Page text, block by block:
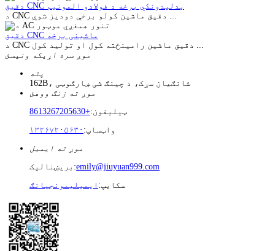
دقیق CNC بدلیدونکي برخه د فولادو المونیم
دقیق CNC ماشینی برخه
موږ سره اړیکه ونیسئ
پته
162B، شانګیان سړک، د چینګ شی ښارګوټی
موږ ته زنګ ووهئ
ټیلیفون:+8613267205630
واټساپ: ۱۳۲۶۷۲۰۵۶۳۰
موږ ته ایمیل
بریښنالیک:emily@jiuyuan999.com
سکایپ: ایمیلیمونجیانګ